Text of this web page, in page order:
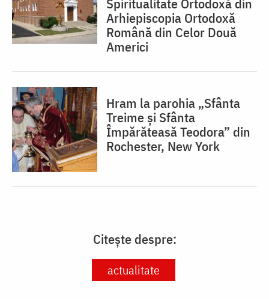
Spiritualitate Ortodoxă din
Arhiepiscopia Ortodoxă
Română din Celor Două
Americi
Hram la parohia „Sfânta
Treime și Sfânta
Împărăteasă Teodora” din
Rochester, New York
Citește despre:
actualitate